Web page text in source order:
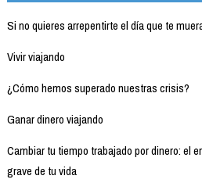
Si no quieres arrepentirte el día que te
Vivir viajando
¿Cómo hemos superado nuestras crisis?
Ganar dinero viajando
Cambiar tu tiempo trabajado por dinero: el
grave de tu vida